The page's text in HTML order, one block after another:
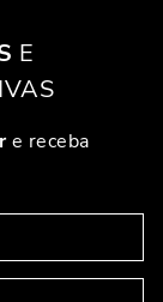
E
e receba